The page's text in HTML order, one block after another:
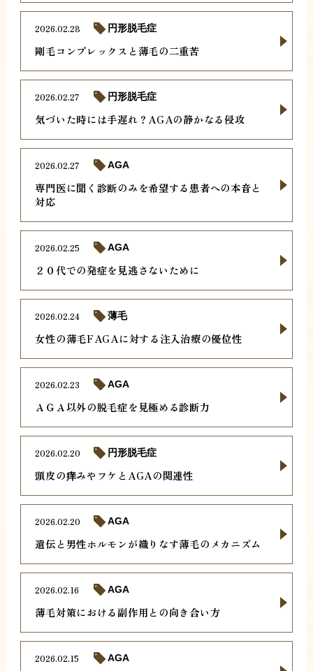
剛毛コンプレックスと薄毛の二重苦
2026.02.28 円形脱毛症
気づいた時には手遅れ？AGAの静かなる侵攻
2026.02.27 円形脱毛症
専門医に聞く診断のみを希望する患者への本音と
対応
2026.02.27 AGA
２０代での発症を見逃さないために
2026.02.25 AGA
女性の薄毛FAGAに対する注入治療の優位性
2026.02.24 薄毛
ＡＧＡ以外の脱毛症を見極める診断力
2026.02.23 AGA
頭皮の痒みやフケとAGAの関連性
2026.02.20 円形脱毛症
遺伝と男性ホルモンが織りなす薄毛のメカニズム
2026.02.20 AGA
薄毛対策における副作用との向き合い方
2026.02.16 AGA
2026.02.15 AGA